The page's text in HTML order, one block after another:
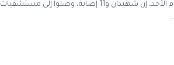
قالت وزارة الصحة في غزة، يوم الأحد، إن شهيدان و11 إصابة، وصلوا إلى مستشفيات